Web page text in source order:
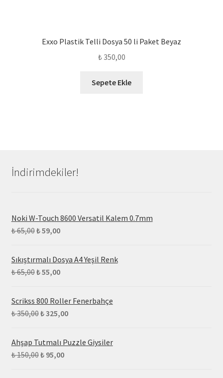
Exxo Plastik Telli Dosya 50 li Paket Beyaz
₺350,00
Sepete Ekle
İndirimdekiler!
Noki W-Touch 8600 Versatil Kalem 0.7mm
₺65,00₺59,00
Sıkıştırmalı Dosya A4 Yeşil Renk
₺65,00₺55,00
Scrikss 800 Roller Fenerbahçe
₺350,00₺325,00
Ahşap Tutmalı Puzzle Giysiler
₺150,00₺95,00